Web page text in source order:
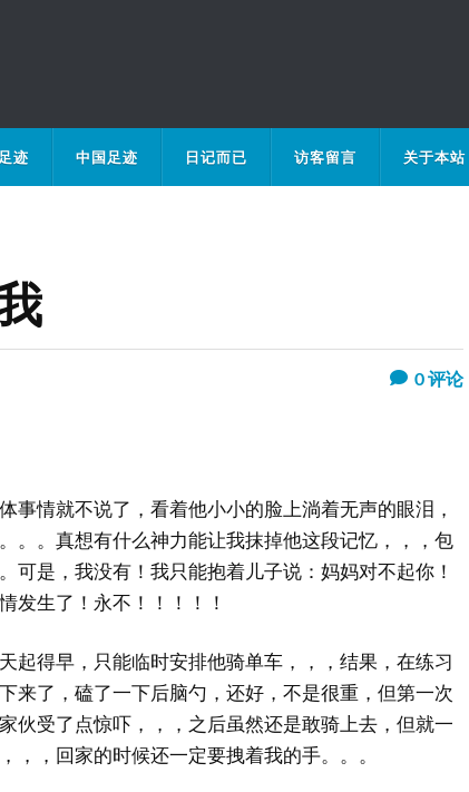
迹 中国足迹 日记而已 访客留言 关于本站
0评论
事情就不说了，看着他小小的脸上淌着无声的眼泪，
。。真想有什么神力能让我抹掉他这段记忆，，，包
可是，我没有！我只能抱着儿子说：妈妈对不起你！
发生了！永不！！！！！
起得早，只能临时安排他骑单车，，，结果，在练习
来了，磕了一下后脑勺，还好，不是很重，但第一次
伙受了点惊吓，，，之后虽然还是敢骑上去，但就一
，，回家的时候还一定要拽着我的手。。。